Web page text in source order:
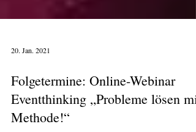
Folgetermine: Online-Webinar
Eventthinking „Probleme lösen mit